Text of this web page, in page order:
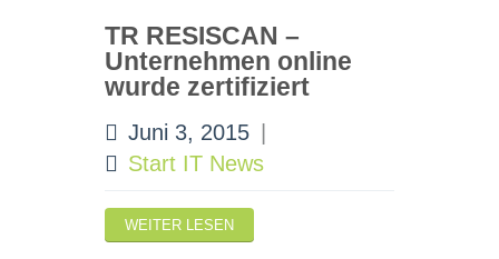
TR RESISCAN –
Unternehmen online
wurde zertifiziert
Juni 3, 2015
Start IT News
WEITER LESEN